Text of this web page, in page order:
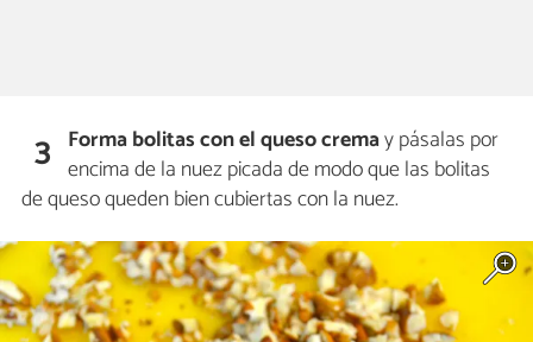
3 Forma bolitascon el queso cremay pásalas por
encima de la nuez picada de modo que las bolitas
de queso queden bien cubiertas con la nuez.